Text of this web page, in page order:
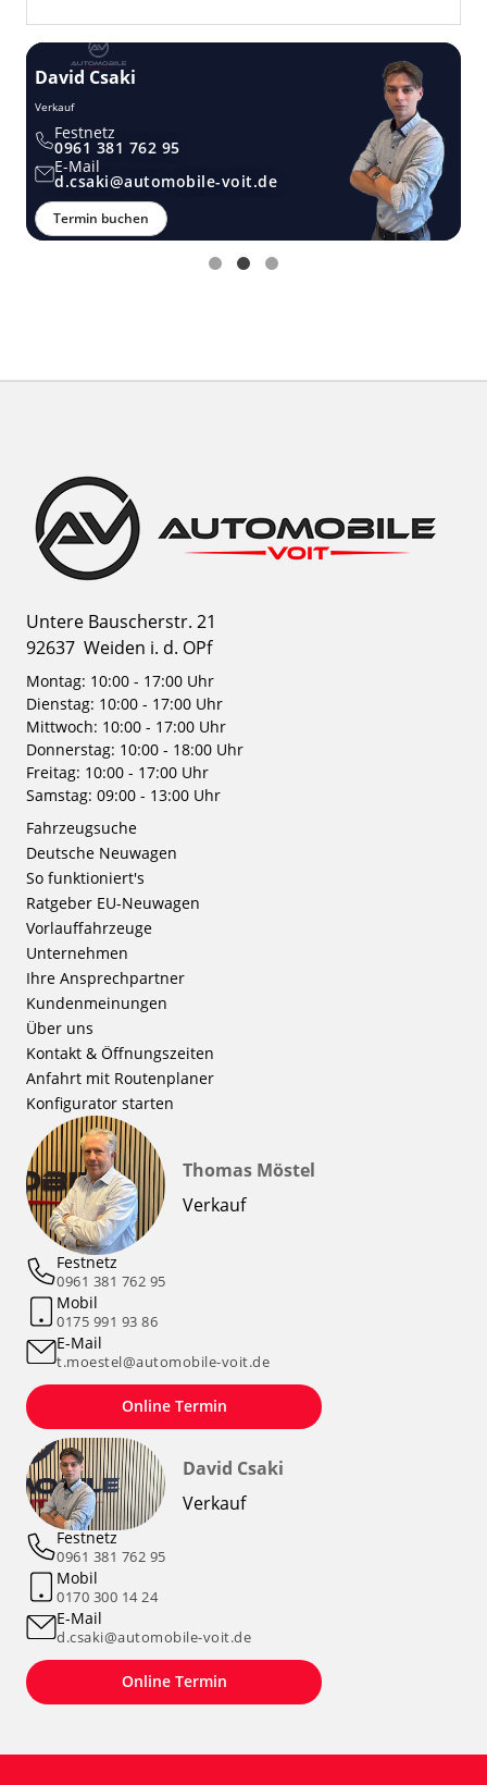
David Csaki
Verkauf
Festnetz
0961 381 762 95
E-Mail
d.csaki@automobile-voit.de
Termin buchen
Untere Bauscherstr. 21
92637 Weiden i. d. OPf
Montag: 10:00 - 17:00 Uhr
Dienstag: 10:00 - 17:00 Uhr
Mittwoch: 10:00 - 17:00 Uhr
Donnerstag: 10:00 - 18:00 Uhr
Freitag: 10:00 - 17:00 Uhr
Samstag: 09:00 - 13:00 Uhr
Fahrzeugsuche
Deutsche Neuwagen
So funktioniert's
Ratgeber EU-Neuwagen
Vorlauffahrzeuge
Unternehmen
Ihre Ansprechpartner
Kundenmeinungen
Über uns
Kontakt & Öffnungszeiten
Anfahrt mit Routenplaner
Konfigurator starten
Thomas Möstel
Verkauf
Festnetz
0961 381 762 95
Mobil
0175 991 93 86
E-Mail
t.moestel@automobile-voit.de
Online Termin
David Csaki
Verkauf
Festnetz
0961 381 762 95
Mobil
0170 300 14 24
E-Mail
d.csaki@automobile-voit.de
Online Termin